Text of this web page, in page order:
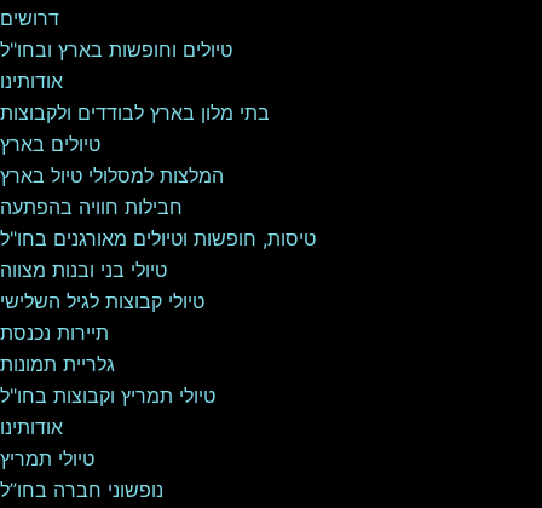
דרושים
טיולים וחופשות בארץ ובחו"ל
אודותינו
בתי מלון בארץ לבודדים ולקבוצות
טיולים בארץ
המלצות למסלולי טיול בארץ
חבילות חוויה בהפתעה
טיסות, חופשות וטיולים מאורגנים בחו"ל
טיולי בני ובנות מצווה
טיולי קבוצות לגיל השלישי
תיירות נכנסת
גלריית תמונות
טיולי תמריץ וקבוצות בחו"ל
אודותינו
טיולי תמריץ
נופשוני חברה בחו”ל